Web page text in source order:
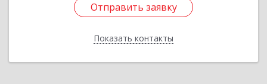
Отправить заявку
Показать контакты
Отправить заявку
Назад